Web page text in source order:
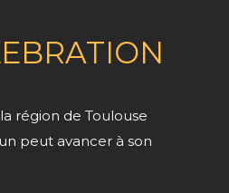
région de Toulouse
peut avancer à son